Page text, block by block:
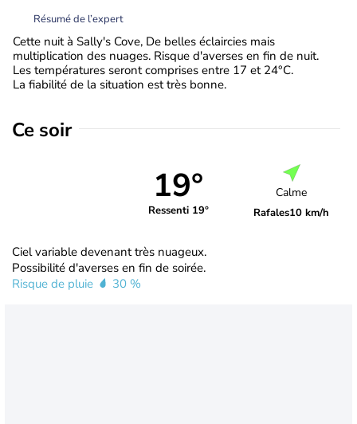
Résumé de l’expert
Cette nuit à Sally's Cove, De belles éclaircies mais
multiplication des nuages. Risque d'averses en fin de nuit.
Les températures seront comprises entre 17 et 24°C.
La fiabilité de la situation est très bonne.
Ce soir
19°
Ressenti 19°
Calme
Rafales10 km/h
Ciel variable devenant très nuageux.
Possibilité d'averses en fin de soirée.
Risque de pluie
30 %